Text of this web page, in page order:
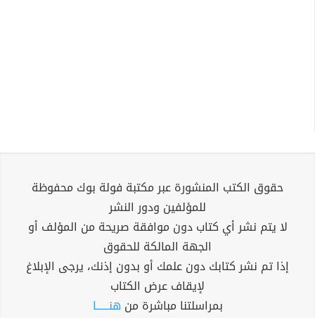
حقوق الكتب المنشورة عبر مكتبة فولة بوك محفوظة
للمؤلفين ودور النشر
لا يتم نشر أي كتاب دون موافقة صريحة من المؤلف أو
الجهة المالكة للحقوق
إذا تم نشر كتابك دون علمك أو بدون إذنك، يرجى الإبلاغ
لإيقاف عرض الكتاب
بمراسلتنا مباشرة من هنــــــا